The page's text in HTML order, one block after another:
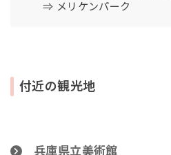
⇒ メリケンパーク
付近の観光地
兵庫県立美術館